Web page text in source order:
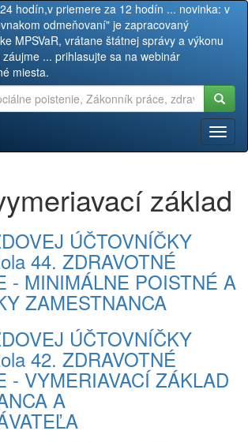
hodín,v priemere za 12 hodín ... novinka: v
odmeňovaní" je zapracovaný
MPSVaR, vrátane štátnej správy a výkonu
... prihlasujte sa na webinár
miesta.
základ
ÚČTOVNÍČKY
44. ZDRAVOTNÉ
- MINIMÁLNE POISTNÉ A
ZAMESTNANCA
ÚČTOVNÍČKY
42. ZDRAVOTNÉ
- VYMERIAVACÍ ZÁKLAD
A